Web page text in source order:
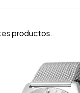
productos.